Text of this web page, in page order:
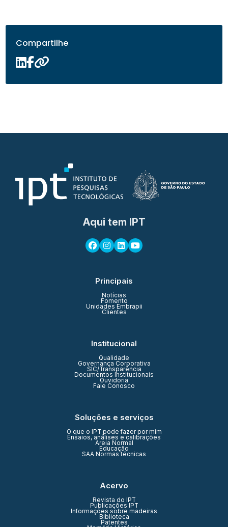
Compartilhe
Aqui tem IPT
Principais
Notícias
Fomento
Unidades Embrapii
Clientes
Institucional
Qualidade
Governança Corporativa
SIC/Transparência
Documentos Institucionais
Ouvidoria
Fale Conosco
Soluções e serviços
O que o IPT pode fazer por mim
Ensaios, análises e calibrações
Areia Normal
Educação
SAA Normas técnicas
Acervo
Revista do IPT
Publicações IPT
Informações sobre madeiras
Biblioteca
Patentes